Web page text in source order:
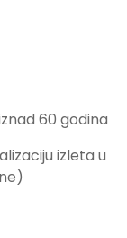
60 godina
izleta u